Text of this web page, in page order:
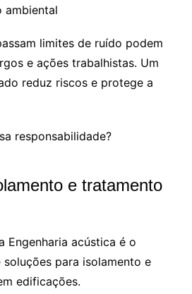
ambiental
limites de ruído podem
e ações trabalhistas. Um
reduz riscos e protege a
responsabilidade?
e tratamento
Engenharia acústica é o
para isolamento e
edificações.